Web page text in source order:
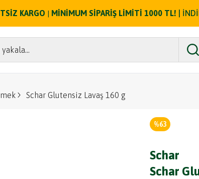
KARGO MİNİMUM SİPARİŞ LİMİTİ 1000 TL! |
Schar Glutensiz Lavaş 160 g
%63
Schar
Schar